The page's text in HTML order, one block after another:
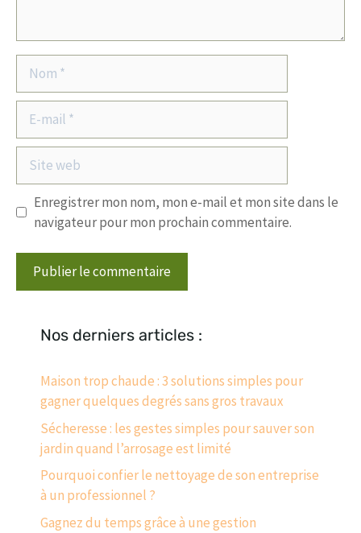
mail
Site
web
Enregistrer mon nom, mon e-mail et mon site dans le
navigateur pour mon prochain commentaire.
Nos derniers articles :
Maison trop chaude : 3 solutions simples pour
gagner quelques degrés sans gros travaux
Sécheresse : les gestes simples pour sauver son
jardin quand l’arrosage est limité
Pourquoi confier le nettoyage de son entreprise
à un professionnel ?
Gagnez du temps grâce à une gestion